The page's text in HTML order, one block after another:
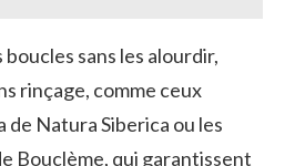
sans les alourdir,
rinçage, comme ceux
de Natura Siberica ou les
Bouclème, qui garantissent